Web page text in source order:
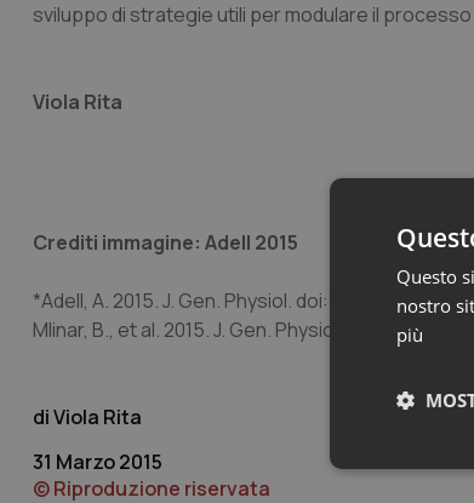
sviluppo di strategie utili per modulare il
Viola Rita
Crediti immagine: Adell 2015
*Adell, A. 2015. J. Gen. Physiol. doi:10.1085/
Mlinar, B., et al. 2015. J. Gen. Physiol. doi:10.1085/
Viola Rita
31 Marzo 2015
© Riproduzione riservata
Questo
nostro
più